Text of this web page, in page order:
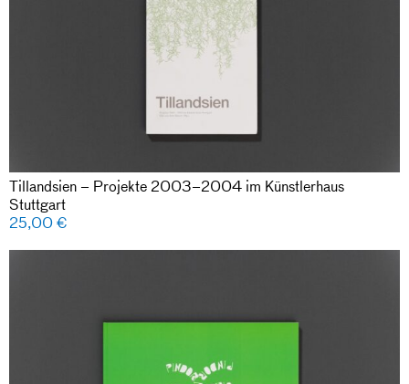
Tillandsien – Projekte 2003–2004 im Künstlerhaus
Stuttgart
25,00€